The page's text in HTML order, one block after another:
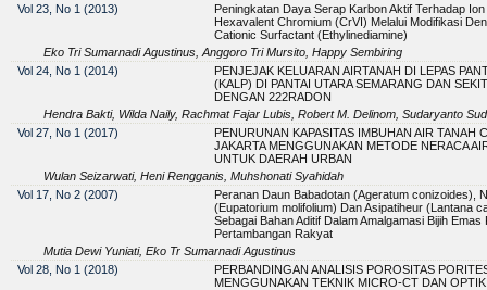
Vol 23, No 1 (2013)
Peningkatan Daya Serap Karbon Aktif Terhadap
Hexavalent Chromium (CrVI) Melalui Modifikasi
Cationic Surfactant (Ethylinediamine)
Eko Tri Sumarnadi Agustinus, Anggoro Tri Mursito, Happy Sembiring
Vol 24, No 1 (2014)
PENJEJAK KELUARAN AIRTANAH DI LEPAS
(KALP) DI PANTAI UTARA SEMARANG DAN
DENGAN 222RADON
Hendra Bakti, Wilda Naily, Rachmat Fajar Lubis, Robert M. Delinom, Sudaryanto
Vol 27, No 1 (2017)
PENURUNAN KAPASITAS IMBUHAN AIR TANAH
JAKARTA MENGGUNAKAN METODE NERACA
UNTUK DAERAH URBAN
Wulan Seizarwati, Heni Rengganis, Muhshonati Syahidah
Vol 17, No 2 (2007)
Peranan Daun Babadotan (Ageratum conizoides),
(Eupatorium molifolium) Dan Asipatiheur (Lantana
Sebagai Bahan Aditif Dalam Amalgamasi Bijih Emas
Pertambangan Rakyat
Mutia Dewi Yuniati, Eko Tr Sumarnadi Agustinus
Vol 28, No 1 (2018)
PERBANDINGAN ANALISIS POROSITAS
MENGGUNAKAN TEKNIK MICRO-CT DAN OPTIK